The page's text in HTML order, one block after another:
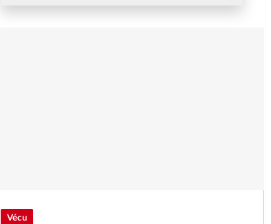
Vécu